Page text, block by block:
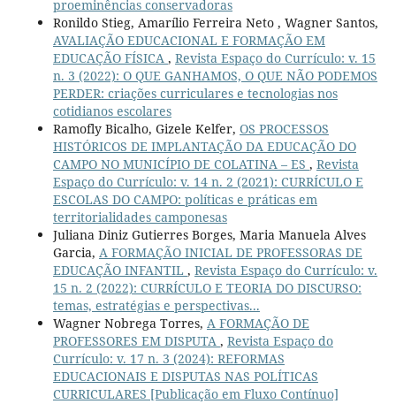
proeminências conservadoras
Ronildo Stieg, Amarílio Ferreira Neto , Wagner Santos,
AVALIAÇÃO EDUCACIONAL E FORMAÇÃO EM
EDUCAÇÃO FÍSICA , Revista Espaço do Currículo: v. 15
n. 3 (2022): O QUE GANHAMOS, O QUE NÃO PODEMOS
PERDER: criações curriculares e tecnologias nos
cotidianos escolares
Ramofly Bicalho, Gizele Kelfer, OS PROCESSOS
HISTÓRICOS DE IMPLANTAÇÃO DA EDUCAÇÃO DO
CAMPO NO MUNICÍPIO DE COLATINA – ES , Revista
Espaço do Currículo: v. 14 n. 2 (2021): CURRÍCULO E
ESCOLAS DO CAMPO: políticas e práticas em
territorialidades camponesas
Juliana Diniz Gutierres Borges, Maria Manuela Alves
Garcia, A FORMAÇÃO INICIAL DE PROFESSORAS DE
EDUCAÇÃO INFANTIL , Revista Espaço do Currículo: v.
15 n. 2 (2022): CURRÍCULO E TEORIA DO DISCURSO:
temas, estratégias e perspectivas...
Wagner Nobrega Torres, A FORMAÇÃO DE
PROFESSORES EM DISPUTA , Revista Espaço do
Currículo: v. 17 n. 3 (2024): REFORMAS
EDUCACIONAIS E DISPUTAS NAS POLÍTICAS
CURRICULARES [Publicação em Fluxo Contínuo]